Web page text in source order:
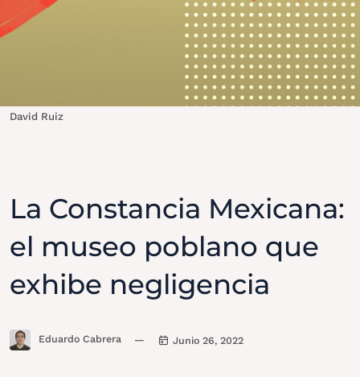
David Ruiz
La Constancia Mexicana:
el museo poblano que
exhibe negligencia
Eduardo Cabrera — Junio 26, 2022